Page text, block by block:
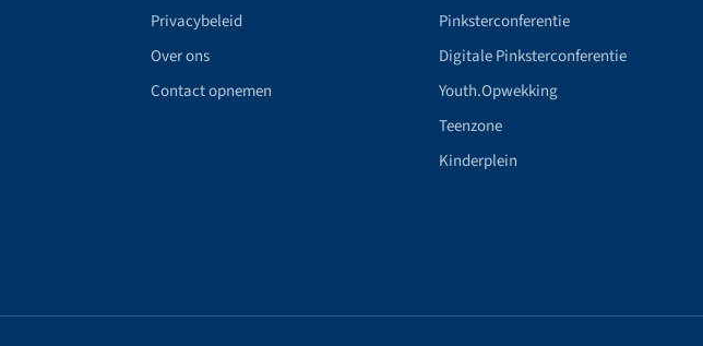
Privacybeleid
Over ons
Contact opnemen
Pinksterconferentie
Digitale Pinksterconferentie
Youth.Opwekking
Teenzone
Kinderplein